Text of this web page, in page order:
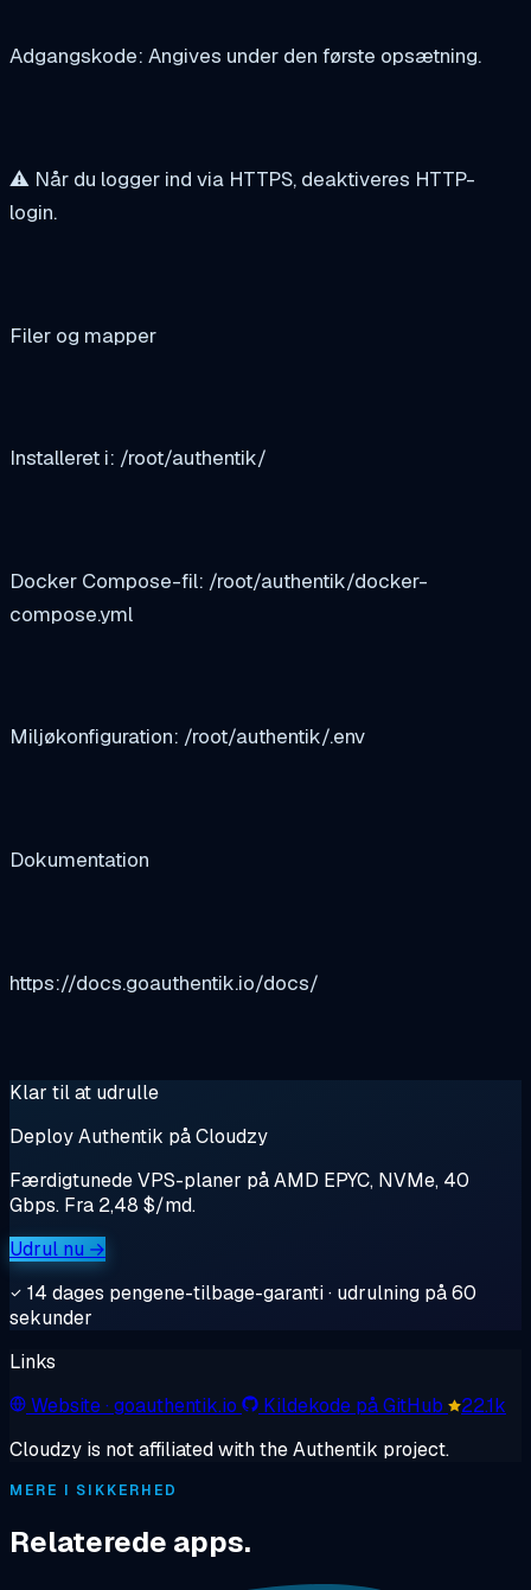
Adgangskode: Angives under den første opsætning.
⚠️ Når du logger ind via HTTPS, deaktiveres HTTP-
login.
Filer og mapper
Installeret i: /root/authentik/
Docker Compose-fil: /root/authentik/docker-
compose.yml
Miljøkonfiguration: /root/authentik/.env
Dokumentation
https://docs.goauthentik.io/docs/
Klar til at udrulle
Deploy Authentik på Cloudzy
Færdigtunede VPS-planer på AMD EPYC, NVMe, 40
Gbps. Fra 2,48 $/md.
Udrul nu →
14 dages pengene-tilbage-garanti · udrulning på 60
sekunder
Links
Website· goauthentik.io Kildekode på GitHub
22.1k
Cloudzy is not affiliated with the Authentik project.
MERE I SIKKERHED
Relaterede apps.